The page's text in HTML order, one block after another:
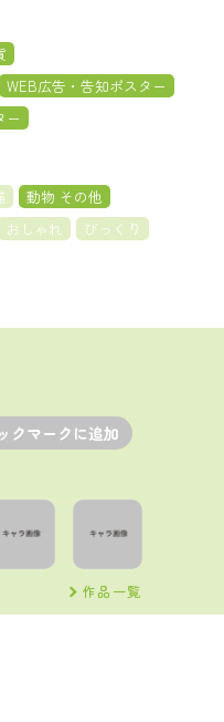
WEB広告・告知ポスター
ー
動物 その他
おしゃれ
びっくり
クマークに追加
作品一覧